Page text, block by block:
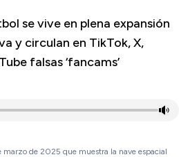
se vive en plena expansión
y circulan en TikTok, X,
falsas ‘fancams’
marzo de 2025 que muestra la nave espacial